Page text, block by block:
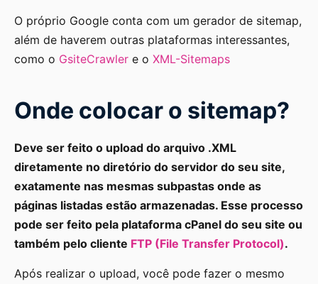
O próprio Google conta com um gerador de sitemap,
além de haverem outras plataformas interessantes,
como o GsiteCrawler e o XML-Sitemaps
Onde colocar o sitemap?
Deve ser feito o upload do arquivo .XML
diretamente no diretório do servidor do seu site,
exatamente nas mesmas subpastas onde as
páginas listadas estão armazenadas. Esse processo
pode ser feito pela plataforma cPanel do seu site ou
também pelo cliente FTP (File Transfer Protocol).
Após realizar o upload, você pode fazer o mesmo